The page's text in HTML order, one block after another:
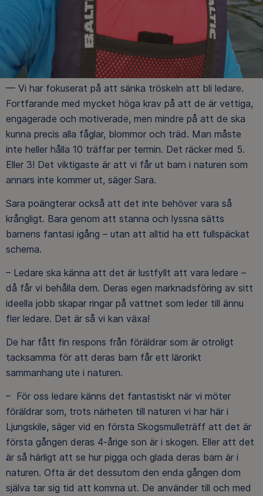
— Vi har fokuserat på att sänka tröskeln att bli ledare.
Fortfarande med mycket höga krav på att de är vettiga,
engagerade och motiverade, men mindre på att de ska
kunna precis alla fåglar, blommor och träd. Man måste
inte heller hålla 10 träffar per termin. Det räcker med 5.
Eller 3! Det viktigaste är att vi får ut barn i naturen som
annars inte kommer ut, säger Sara.
Sara poängterar också att det inte behöver vara så
krångligt. Bara genom att stanna och lyssna sätts
barnens fantasi igång – utan att alltid ha ett fullspäckat
schema.
– Ledare ska känna att det är lustfyllt att vara ledare –
då får vi behålla dem. Deras egen marknadsföring av sitt
ideella jobb skapar ringar på vattnet som leder till ännu
fler ledare. Det är så vi kan växa!
De har fått fin respons från föräldrar som är otroligt
tacksamma för att deras barn får ett lärorikt
sammanhang ute i naturen.
– För oss ledare känns det fantastiskt när vi möter
föräldrar som, trots närheten till naturen vi har här i
Ljungskile, säger vid en första Skogsmulleträff att det är
första gången deras 4-årige son är i skogen. Eller att det
är så härligt att se hur pigga och glada deras barn är i
naturen. Ofta är det dessutom den enda gången dom
själva tar sig tid att komma ut. De använder till och med